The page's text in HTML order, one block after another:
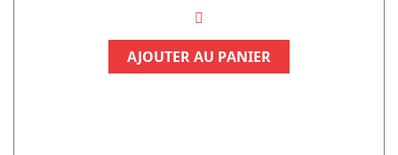
AJOUTER AU PANIER